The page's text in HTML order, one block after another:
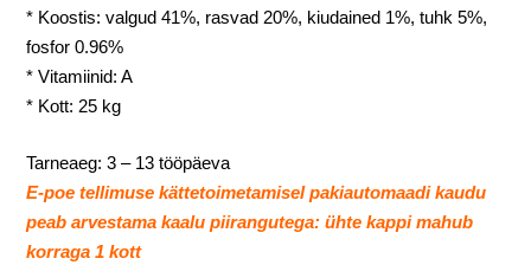
* Koostis: valgud 41%, rasvad 20%, kiudained 1%, tuhk 5%,
fosfor 0.96%
* Vitamiinid: A
* Kott: 25 kg
Tarneaeg: 3 – 13 tööpäeva
E-poe tellimuse kättetoimetamisel pakiautomaadi kaudu
peab arvestama kaalu piirangutega: ühte kappi mahub
korraga 1 kott